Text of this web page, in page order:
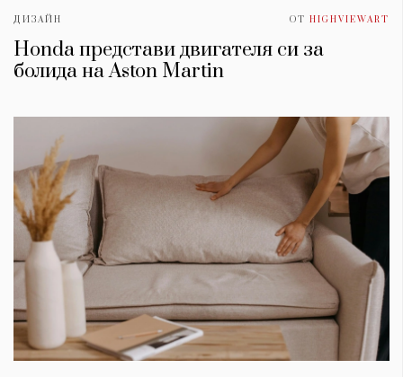
ДИЗАЙН ОТ HIGHVIEWART
Honda представи двигателя си за
болида на Aston Martin